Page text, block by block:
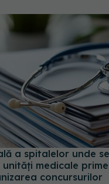
a spitalelor unde
unități medicale
concursurilor